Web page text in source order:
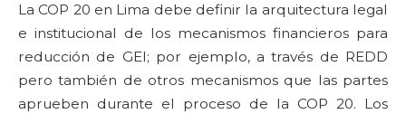
La COP 20 en Lima debe definir la arquitectura legal
e institucional de los mecanismos financieros para
reducción de GEI; por ejemplo, a través de REDD
pero también de otros mecanismos que las partes
aprueben durante el proceso de la COP 20. Los